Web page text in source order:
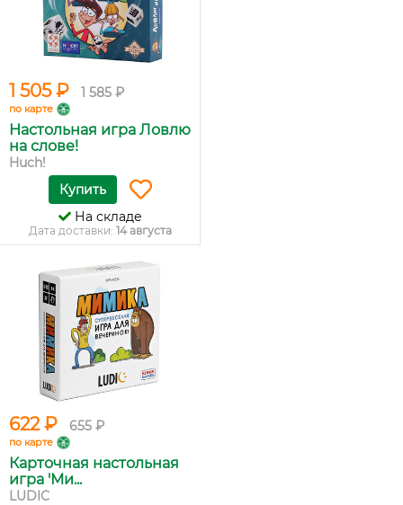
1 505 ₽ 1 585 ₽
по карте
Настольная игра Ловлю
на слове!
Huch!
Купить
На складе
Дата доставки: 14 августа
622 ₽ 655 ₽
по карте
Карточная настольная
игра 'Ми...
LUDIC